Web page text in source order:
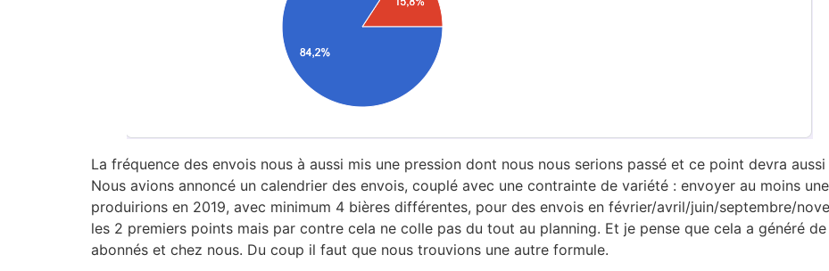
La fréquence des envois nous à aussi mis une pression dont nous nous serions passé et ce point devra
Nous avions annoncé un calendrier des envois, couplé avec une contrainte de variété : envoyer au moins
produirions en 2019, avec minimum 4 bières différentes, pour des envois en février/avril/juin/septembre/
les 2 premiers points mais par contre cela ne colle pas du tout au planning. Et je pense que cela a généré
abonnés et chez nous. Du coup il faut que nous trouvions une autre formule.